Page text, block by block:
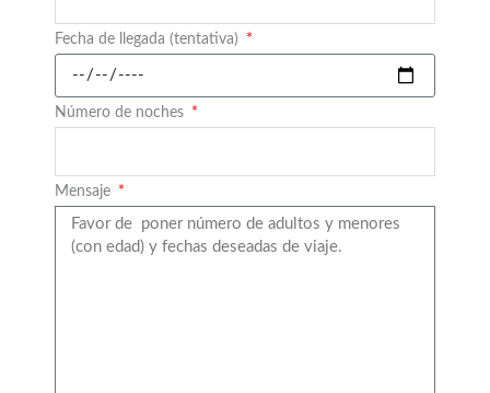
Fecha de llegada (tentativa)
Número de noches
Mensaje